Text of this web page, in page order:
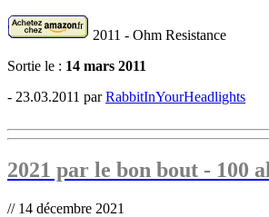
2011 - Ohm Resistance
Sortie le : 14 mars 2011
- 23.03.2011 parRabbitInYourHeadlights
2021 par le bon bout - 100
// 14 décembre 2021